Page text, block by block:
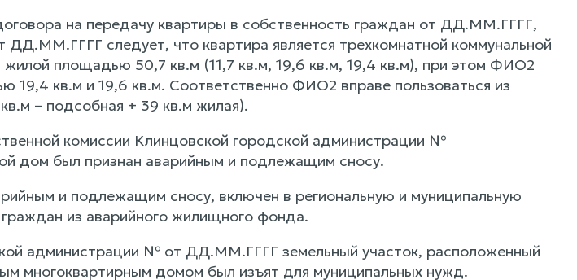
на передачу квартиры в собственность граждан от ДД.ММ.ГГГГ,
ДД.ММ.ГГГГ следует, что квартира является трехкомнатной коммунальной
площадью 50,7 кв.м (11,7 кв.м, 19,6 кв.м, 19,4 кв.м), при этом ФИО2
кв.м и 19,6 кв.м. Соответственно ФИО2 вправе пользоваться из
– подсобная + 39 кв.м жилая).
комиссии Клинцовской городской администрации №
дом был признан аварийным и подлежащим сносу.
и подлежащим сносу, включен в региональную и муниципальную
из аварийного жилищного фонда.
администрации № от ДД.ММ.ГГГГ земельный участок, расположенный
многоквартирным домом был изъят для муниципальных нужд.